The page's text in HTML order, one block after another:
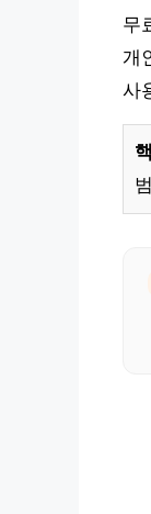
무
개
사